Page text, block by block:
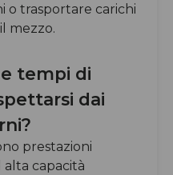
o trasportare carichi
mezzo.
tempi di
dai
prestazioni
alta capacità